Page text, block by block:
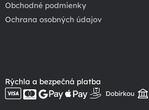
Obchodné podmienky
Ochrana osobných údajov
Rýchla a bezpečná platba